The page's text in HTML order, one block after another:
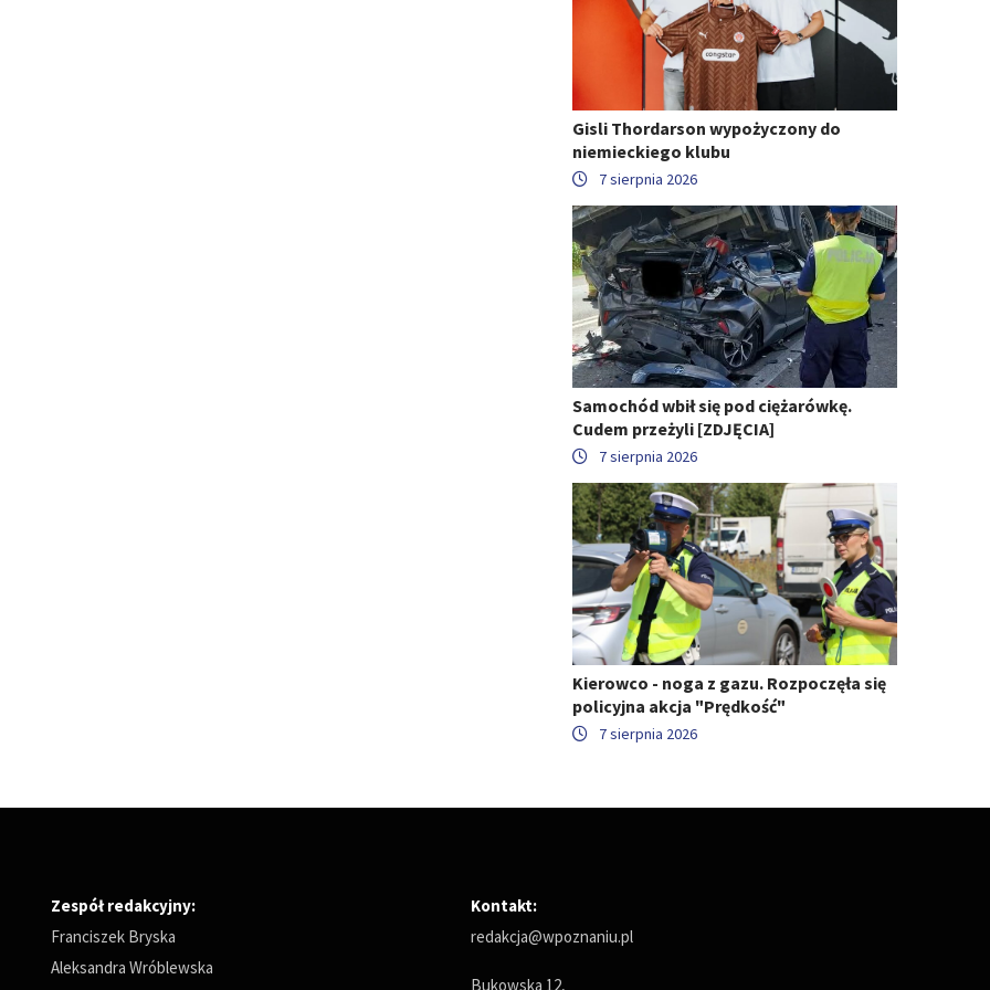
Gisli Thordarson wypożyczony do
niemieckiego klubu
7 sierpnia 2026
Samochód wbił się pod ciężarówkę.
Cudem przeżyli [ZDJĘCIA]
7 sierpnia 2026
Kierowco - noga z gazu. Rozpoczęła się
policyjna akcja "Prędkość"
7 sierpnia 2026
Zespół redakcyjny:
Franciszek Bryska
Aleksandra Wróblewska
Kontakt:
redakcja@wpoznaniu.pl
Bukowska 12,